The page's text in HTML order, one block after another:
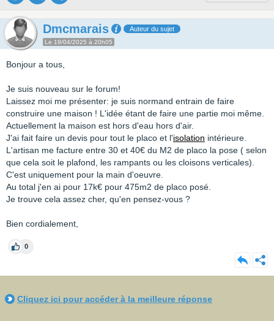
Dmcmarais Auteur du sujet
Le 19/04/2025 à 20h05
Bonjour a tous,
Je suis nouveau sur le forum!
Laissez moi me présenter: je suis normand entrain de faire
construire une maison ! L'idée étant de faire une partie moi même.
Actuellement la maison est hors d'eau hors d'air.
J'ai fait faire un devis pour tout le placo et l'isolation intérieure.
L'artisan me facture entre 30 et 40€ du M2 de placo la pose ( selon
que cela soit le plafond, les rampants ou les cloisons verticales).
C'est uniquement pour la main d'oeuvre.
Au total j'en ai pour 17k€ pour 475m2 de placo posé.
Je trouve cela assez cher, qu'en pensez-vous ?
Bien cordialement,
0
Cliquez ici pour accéder à la meilleure réponse